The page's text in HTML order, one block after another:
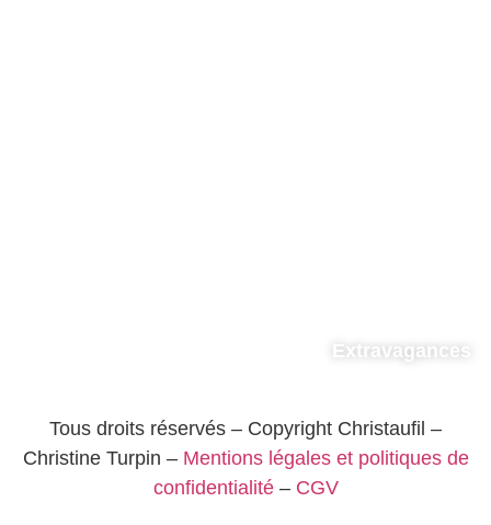
Extravagances
Tous droits réservés – Copyright Christaufil –
Christine Turpin – Mentions légales et politiques de
confidentialité– CGV